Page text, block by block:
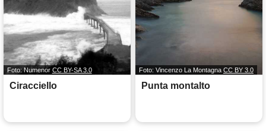
Foto: Numenor CC BY-SA 3.0
Ciracciello
Foto: Vincenzo La Montagna CC BY 3.0
Punta montalto